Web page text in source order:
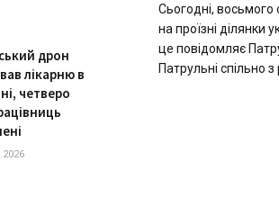
дрон
лікарню в
четверо
Сьогодні,
на проїзні ділянки
це повідомляє
Патрульні спільно